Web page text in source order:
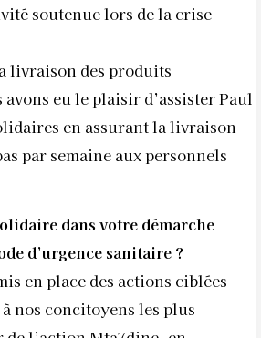
soutenue lors de la crise
livraison des produits
eu le plaisir d’assister Paul
en assurant la livraison
par semaine aux personnels
dans votre démarche
d’urgence sanitaire ?
en place des actions ciblées
nos concitoyens les plus